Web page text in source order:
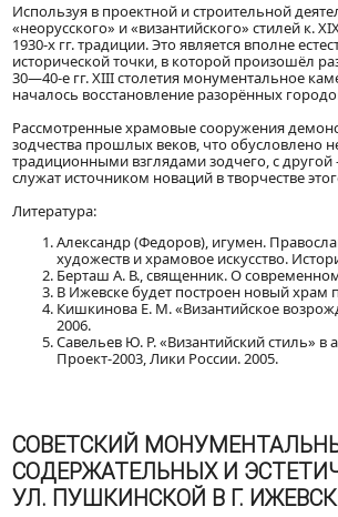
Используя в проектной и строительной
«неорусского» и «византийского» стилей к.
1930-х гг. традиции. Это является вполне
исторической точки, в которой произошёл
30—40-е гг. XIII столетия монументальное
началось восстановление разорённых
Рассмотренные храмовые сооружения
зодчества прошлых веков, что обусловлено
традиционными взглядами зодчего, с
служат источником новаций в творчестве
Литература:
Александр (Федоров), игумен.
художеств и храмовое искусство.
Берташ А. В., священник. О
В Ижевске будет построен новый храм
Кишкинова Е. М. «Византийское
2006.
Савельев Ю. Р. «Византийский стиль»
Проект-2003, Лики России. 2005.
СОВЕТСКИЙ
СОДЕРЖАТЕЛЬНЫХ И
УЛ. ПУШКИНСКОЙ В Г.